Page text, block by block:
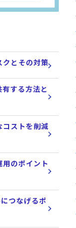
クとその対策
する方法と
コストを削減
のポイント
つなげるポ